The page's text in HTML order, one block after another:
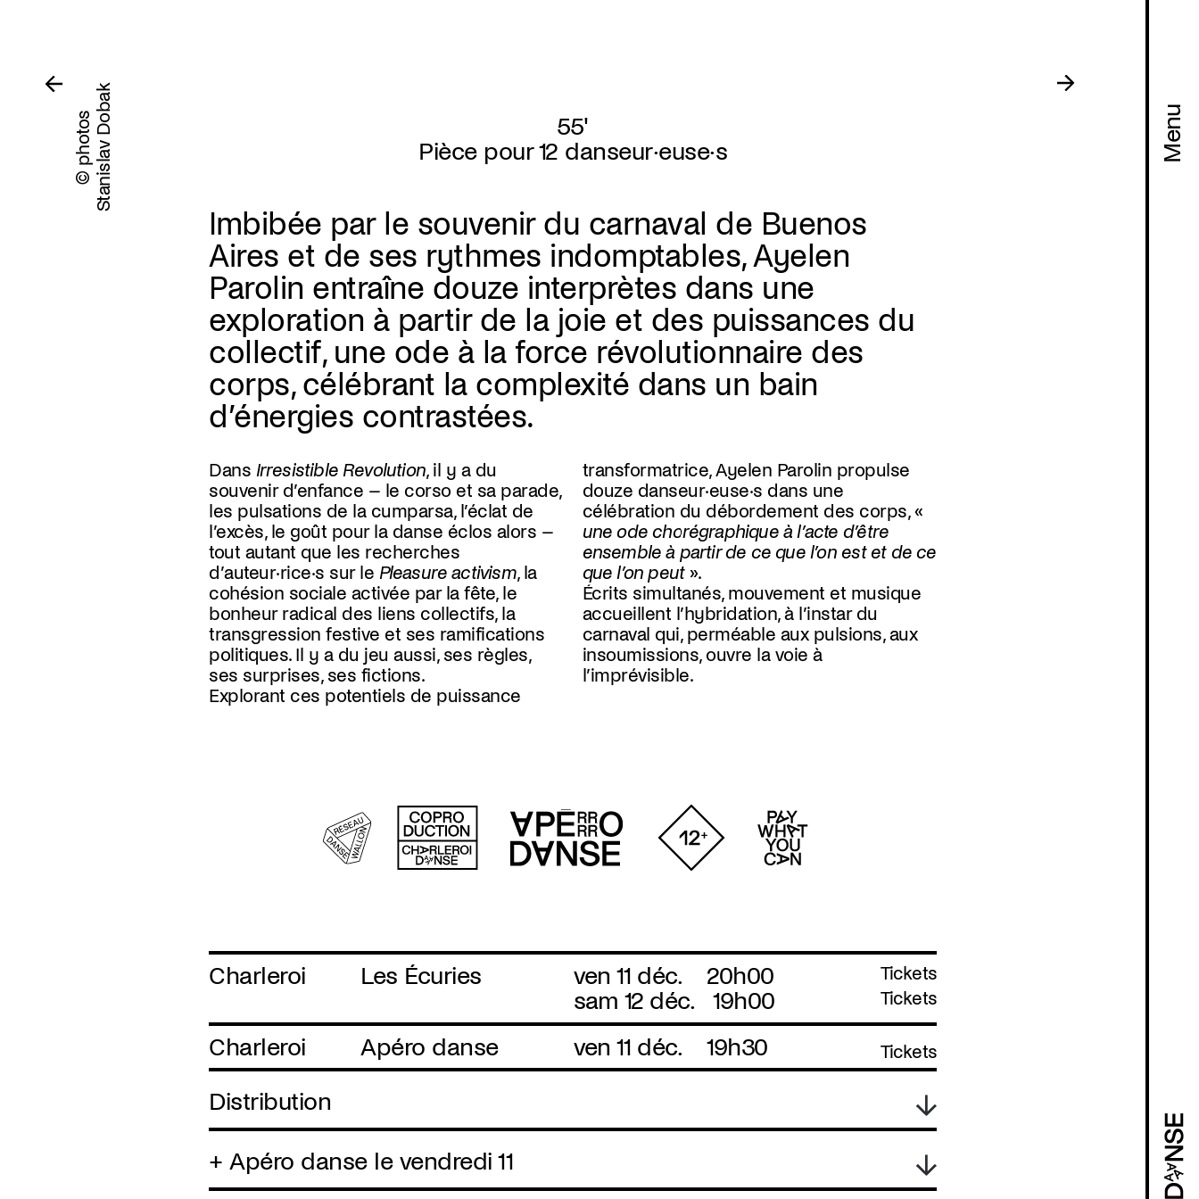
Menu
© photosStanislav Dobak
55'
Pièce pour 12 danseur·euse·s
Imbibée par le souvenir du carnaval de Buenos
Aires et de ses rythmes indomptables, Ayelen
Parolin entraîne douze interprètes dans une
exploration à partir de la joie et des puissances du
collectif, une ode à la force révolutionnaire des
corps, célébrant la complexité dans un bain
d’énergies contrastées.
Dans Irresistible Revolution, il y a du
souvenir d’enfance – le corso et sa parade,
les pulsations de la cumparsa, l’éclat de
l’excès, le goût pour la danse éclos alors –
tout autant que les recherches
d’auteur·rice·s sur le Pleasure activism, la
cohésion sociale activée par la fête, le
bonheur radical des liens collectifs, la
transgression festive et ses ramifications
politiques. Il y a du jeu aussi, ses règles,
ses surprises, ses fictions.
Explorant ces potentiels de puissance
transformatrice, Ayelen Parolin propulse
douze danseur·euse·s dans une
célébration du débordement des corps, «
une ode chorégraphique à l’acte d’être
ensemble à partir de ce que l’on est et de ce
que l’on peut».
Écrits simultanés, mouvement et musique
accueillent l’hybridation, à l’instar du
carnaval qui, perméable aux pulsions, aux
insoumissions, ouvre la voie à
l’imprévisible.
Charleroi Les Écuries ven 11 déc. 20h00 Tickets
sam 12 déc. 19h00 Tickets
Charleroi Apéro danse ven 11 déc. 19h30 Tickets
Distribution
+ Apéro danse le vendredi 11